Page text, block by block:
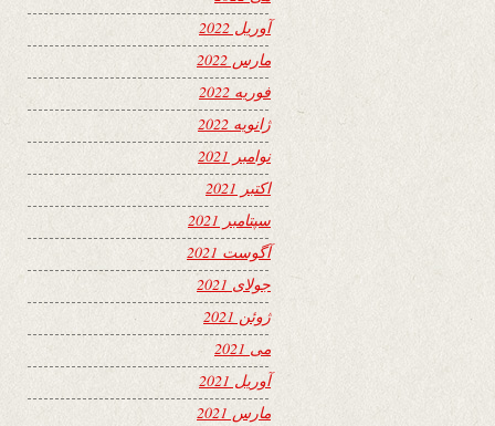
آوریل 2022
مارس 2022
فوریه 2022
ژانویه 2022
نوامبر 2021
اکتبر 2021
سپتامبر 2021
آگوست 2021
جولای 2021
ژوئن 2021
می 2021
آوریل 2021
مارس 2021